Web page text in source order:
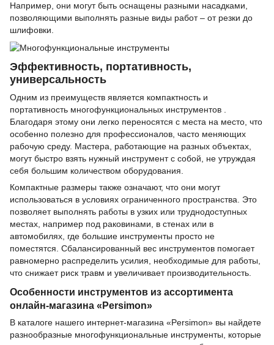
Например, они могут быть оснащены разными насадками,
позволяющими выполнять разные виды работ – от резки до
шлифовки.
Эффективность, портативность,
универсальность
Одним из преимуществ является компактность и
портативность многофункциональных инструментов .
Благодаря этому они легко переносятся с места на место, что
особенно полезно для профессионалов, часто меняющих
рабочую среду. Мастера, работающие на разных объектах,
могут быстро взять нужный инструмент с собой, не утруждая
себя большим количеством оборудования.
Компактные размеры также означают, что они могут
использоваться в условиях ограниченного пространства. Это
позволяет выполнять работы в узких или труднодоступных
местах, например под раковинами, в стенах или в
автомобилях, где большие инструменты просто не
поместятся. Сбалансированный вес инструментов помогает
равномерно распределить усилия, необходимые для работы,
что снижает риск травм и увеличивает производительность.
Особенности инструментов из ассортимента
онлайн-магазина «Persimon»
В каталоге нашего интернет-магазина «Persimon» вы найдете
разнообразные многофункциональные инструменты, которые